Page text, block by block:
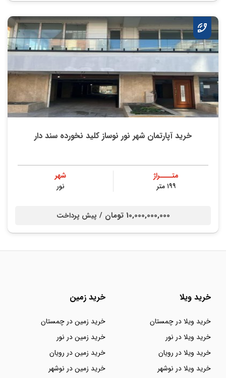
خرید آپارتمان شهر نور نوساز کلید نخورده سند دار
متــــراژ
۱۹۹ متر
شهر
نور
10,000,000,000 تومان / پیش پرداخت
خرید ویلا
خرید ویلا در چمستان
خرید ویلا در نور
خرید ویلا در رویان
خرید ویلا در نوشهر
خرید زمین
خرید زمین در چمستان
خرید زمین در نور
خرید زمین در رویان
خرید زمین در نوشهر